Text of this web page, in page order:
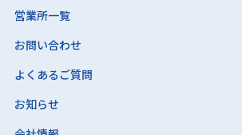
営業所一覧
お問い合わせ
よくあるご質問
お知らせ